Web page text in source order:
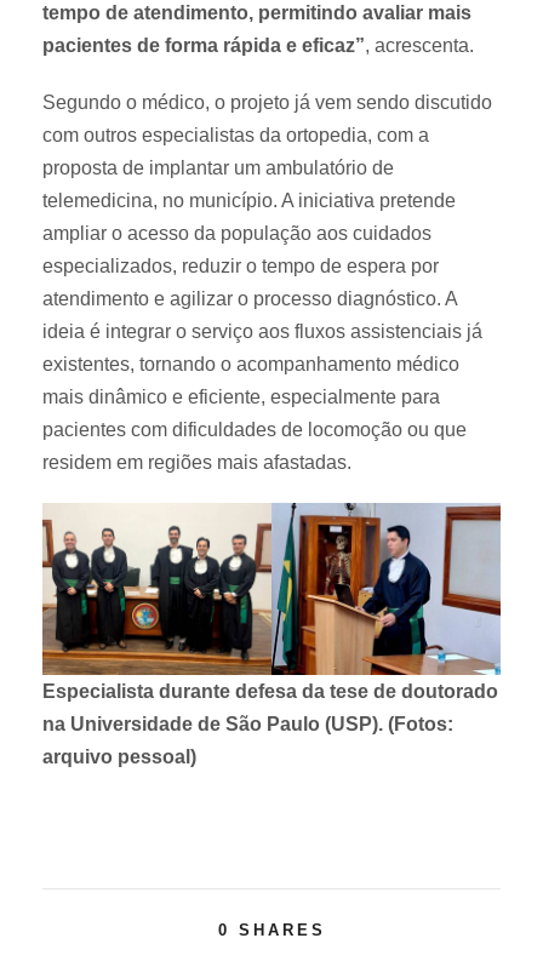
tempo de atendimento, permitindo avaliar mais
pacientes de forma rápida e eficaz”, acrescenta.
Segundo o médico, o projeto já vem sendo discutido
com outros especialistas da ortopedia, com a
proposta de implantar um ambulatório de
telemedicina, no município. A iniciativa pretende
ampliar o acesso da população aos cuidados
especializados, reduzir o tempo de espera por
atendimento e agilizar o processo diagnóstico. A
ideia é integrar o serviço aos fluxos assistenciais já
existentes, tornando o acompanhamento médico
mais dinâmico e eficiente, especialmente para
pacientes com dificuldades de locomoção ou que
residem em regiões mais afastadas.
Especialista durante defesa da tese de doutorado
na Universidade de São Paulo (USP). (Fotos:
arquivo pessoal)
0 SHARES